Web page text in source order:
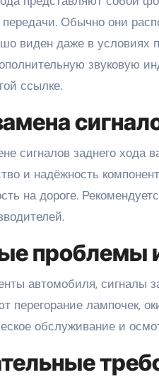
Обычно они
виден даже в
звуковую
ссылке.
сигналов заднего хода
и надёжность
на дороге.
проблемы
автомобиля, сигналы
перегорание лампочек,
обслуживание и